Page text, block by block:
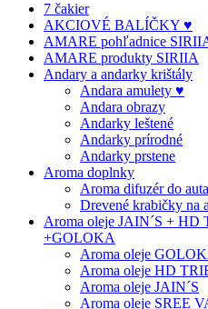
7 čakier
AKCIOVÉ BALÍČKY ♥
AMARE pohľadnice
AMARE produkty SIRIIA
Andary a andarky krištály
Andara amulety ♥
Andara obrazy
Andarky leštené
Andarky prírodné
Andarky prstene
Aroma doplnky
Aroma difuzér do auta
Drevené krabičky na
Aroma oleje JAIN´S +
+GOLOKA
Aroma oleje
Aroma oleje HD
Aroma oleje JAIN´S
Aroma oleje SREE